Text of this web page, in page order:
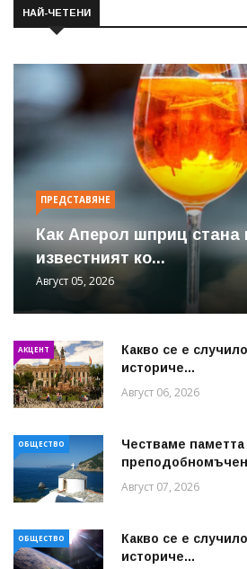
НАЙ-ЧЕТЕНИ
ПРЕДСТАВЯНЕ
Как Аперол шприц стана
известният ко...
Август 05, 2026
АКЦЕНТ
Какво се е
историче...
Август 06, 2026
ОБЩЕСТВО
Честваме паметта
Август 07, 2026
ОБЩЕСТВО
Какво се е
историче...